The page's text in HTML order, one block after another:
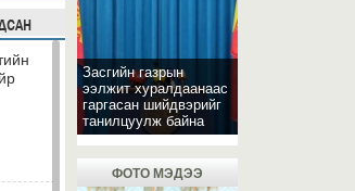
Засгийн газрын
ээлжит хуралдаанаас
гаргасан шийдвэрийг
танилцуулж байна
ФОТО МЭДЭЭ